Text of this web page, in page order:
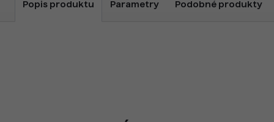
Popis produktu Parametry Podobné produkty